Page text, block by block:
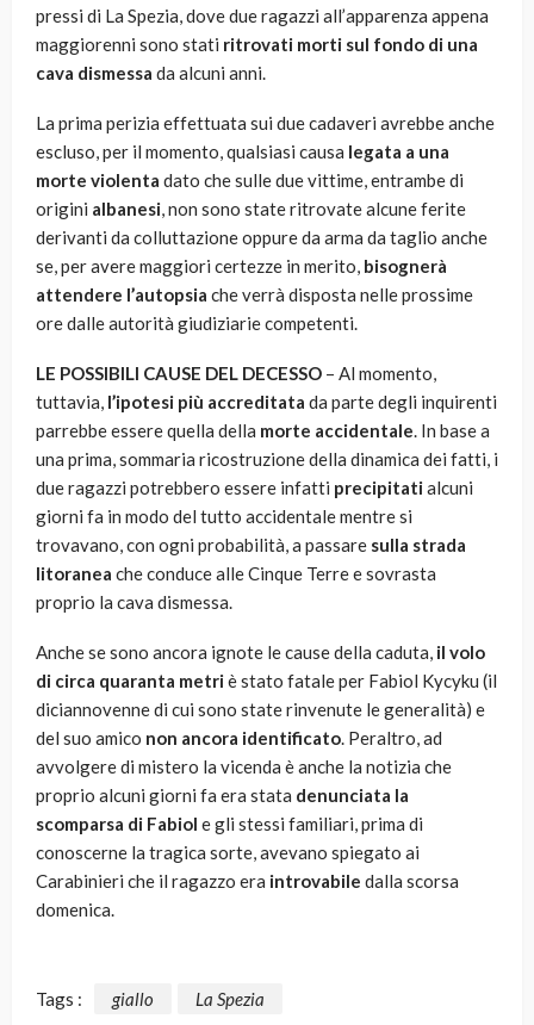
pressi di La Spezia, dove due ragazzi all’apparenza appena
maggiorenni sono stati ritrovati morti sul fondo di una
cava dismessa da alcuni anni.
La prima perizia effettuata sui due cadaveri avrebbe anche
escluso, per il momento, qualsiasi causa legata a una
morte violenta dato che sulle due vittime, entrambe di
origini albanesi, non sono state ritrovate alcune ferite
derivanti da colluttazione oppure da arma da taglio anche
se, per avere maggiori certezze in merito, bisognerà
attendere l’autopsia che verrà disposta nelle prossime
ore dalle autorità giudiziarie competenti.
LE POSSIBILI CAUSE DEL DECESSO – Al momento,
tuttavia, l’ipotesi più accreditata da parte degli inquirenti
parrebbe essere quella della morte accidentale. In base a
una prima, sommaria ricostruzione della dinamica dei fatti, i
due ragazzi potrebbero essere infatti precipitatialcuni
giorni fa in modo del tutto accidentale mentre si
trovavano, con ogni probabilità, a passare sulla strada
litoranea che conduce alle Cinque Terre e sovrasta
proprio la cava dismessa.
Anche se sono ancora ignote le cause della caduta, il volo
di circa quaranta metriè stato fatale per Fabiol Kycyku (il
diciannovenne di cui sono state rinvenute le generalità) e
del suo amico non ancora identificato. Peraltro, ad
avvolgere di mistero la vicenda è anche la notizia che
proprio alcuni giorni fa era stata denunciata la
scomparsa di Fabiol e gli stessi familiari, prima di
conoscerne la tragica sorte, avevano spiegato ai
Carabinieri che il ragazzo era introvabile dalla scorsa
domenica.
Tags : giallo La Spezia